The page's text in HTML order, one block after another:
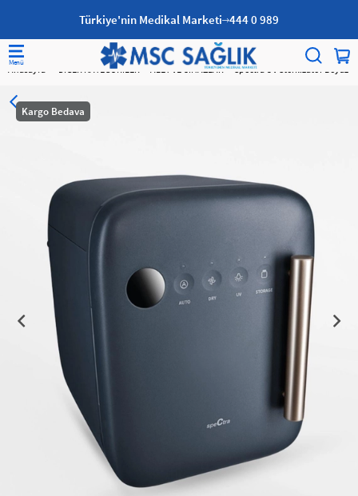
Türkiye'nin Medikal Marketi 444 0 989
Anasayfa DİĞER KATEGORİLER ALET VE CİHAZLAR Spectra UV Sterilizatör Beyaz
Kargo Bedava